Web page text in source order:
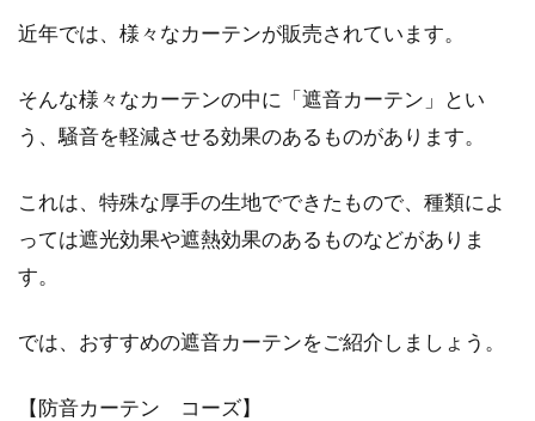
近年では、様々なカーテンが販売されています。
そんな様々なカーテンの中に「遮音カーテン」とい
う、騒音を軽減させる効果のあるものがあります。
これは、特殊な厚手の生地でできたもので、種類によ
っては遮光効果や遮熱効果のあるものなどがありま
す。
では、おすすめの遮音カーテンをご紹介しましょう。
【防音カーテン コーズ】